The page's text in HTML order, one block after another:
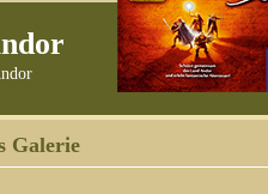
Galerie